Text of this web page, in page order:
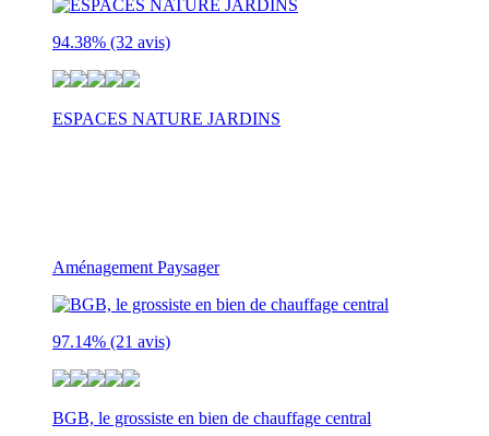
94.38% (32 avis)
ESPACES NATURE JARDINS
Aménagement Paysager
97.14% (21 avis)
BGB, le grossiste en bien de chauffage central